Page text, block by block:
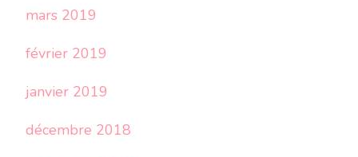
mars 2019
février 2019
janvier 2019
décembre 2018